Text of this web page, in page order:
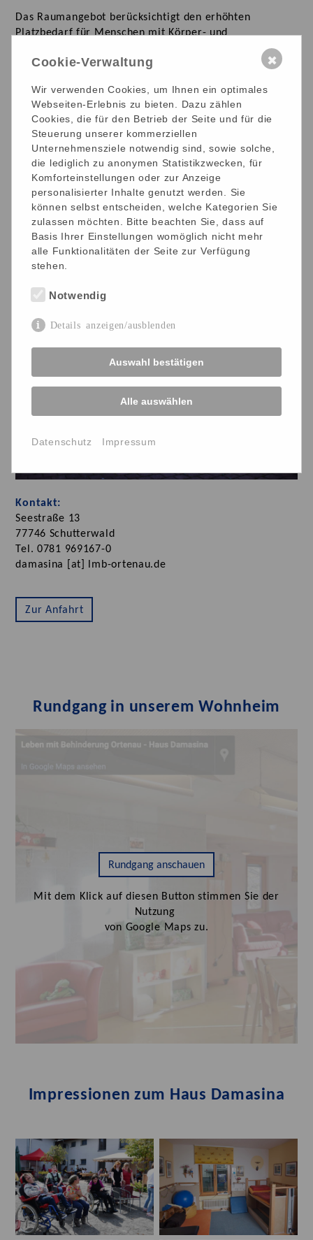
Das Raumangebot berücksichtigt den erhöhten
Platzbedarf für Menschen mit Körper- und
Mehrfachbehinderung, für die Nutzung von Rollstühlen
und anderen Hilfsmitteln.
Freizeitgestaltung, physiotherapeutischer Begleitung
und Pflege hat im Haus eine besondere Bedeutung.
Dieser hohe Anspruch wird unterstützt durch spezielle
Therapieangebote, u. a. in den Bereichen Entspannung,
Körpererfahrung und unterstützte Kommunikation,
gesonderte Räumlichkeiten für „
Snoezelen
musiktherapeutische Angebote. Im Haus befindet sich
auch eine physiotherapeutische Praxis.
Kontakt:
Seestraße 13
77746 Schutterwald
Tel. 0781 969167-0
damasina [at] lmb-ortenau.de
Zur Anfahrt
Rundgang in unserem Wohnheim
Rundgang anschauen
Mit dem Klick auf diesen Button stimmen Sie der
Nutzung
von Google Maps zu.
Impressionen zum Haus Damasina
Cookie-Verwaltung
Wir verwenden Cookies, um Ihnen ein optimales
Webseiten-Erlebnis zu bieten. Dazu zählen
Cookies, die für den Betrieb der Seite und für die
Steuerung unserer kommerziellen
Unternehmensziele notwendig sind, sowie solche,
die lediglich zu anonymen Statistikzwecken, für
Komforteinstellungen oder zur Anzeige
personalisierter Inhalte genutzt werden. Sie
können selbst entscheiden, welche Kategorien Sie
zulassen möchten. Bitte beachten Sie, dass auf
Basis Ihrer Einstellungen womöglich nicht mehr
alle Funktionalitäten der Seite zur Verfügung
stehen.
Notwendig
Details anzeigen/ausblenden
Auswahl bestätigen
Alle auswählen
Datenschutz Impressum
✖